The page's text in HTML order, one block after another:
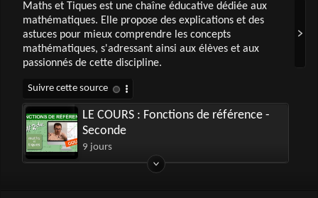
Maths et Tiques est une chaîne éducative dédiée aux
mathématiques. Elle propose des explications et des
astuces pour mieux comprendre les concepts
mathématiques, s'adressant ainsi aux élèves et aux
passionnés de cette discipline.
LE COURS : Fonctions de référence -
Seconde
9 jours